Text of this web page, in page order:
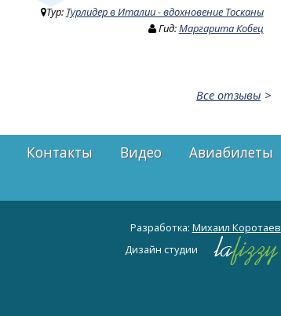
Тур: Турлидер в Италии - вдохновение Тосканы
Гид:Маргарита Кобец
Все отзывы
Контакты Видео
Авиабилеты
Разработка: Михаил Коротаев
Дизайн студии